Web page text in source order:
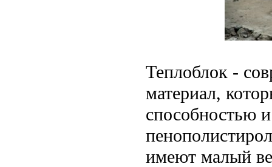
Теплоблок -
материал,
способностью
имеют малый